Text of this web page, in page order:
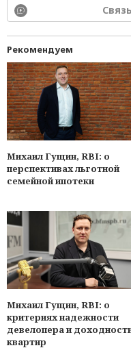
Рекомендуем
Михаил Гущин, RBI: о
перспективах льготной
семейной ипотеки
Михаил Гущин, RBI: о
критериях надежности
девелопера и
квартир